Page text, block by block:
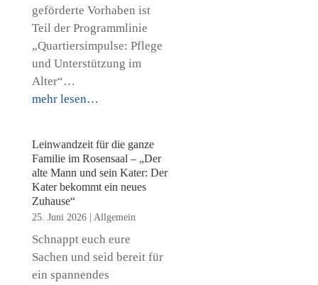
geförderte Vorhaben ist
Teil der Programmlinie
„Quartiersimpulse: Pflege
und Unterstützung im
Alter“…
mehr lesen…
Leinwandzeit für die ganze
Familie im Rosensaal – „Der
alte Mann und sein Kater: Der
Kater bekommt ein neues
Zuhause“
25. Juni 2026| Allgemein
Schnappt euch eure
Sachen und seid bereit für
ein spannendes